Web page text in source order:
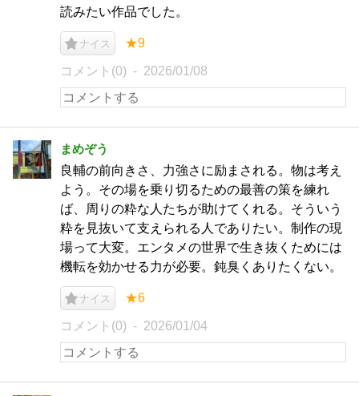
読みたい作品でした。
ナイス ★9
コメント(0) 2026/01/08
まめぞう
良輔の前向きさ、力強さに励まされる。物は考え
よう。その場を乗り切るための最善の策を練れ
ば、周りの粋な人たちが助けてくれる。そういう
粋を見抜いて支えられる人でありたい。制作の現
場って大変。エンタメの世界で生き抜くためには
機転を効かせる力が必要。鈍臭くありたくない。
ナイス ★6
コメント(0) 2026/01/04